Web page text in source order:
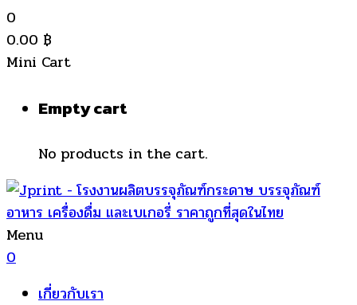
0
0.00 ฿
Mini Cart
Empty cart
No products in the cart.
Menu
0
เกี่ยวกับเรา